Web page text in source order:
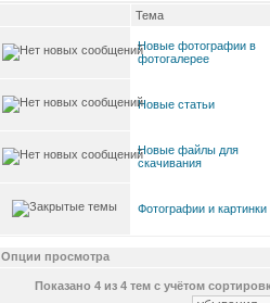
Тема
Новые фотографии в
фотогалерее
Новые статьи
Новые файлы для
скачивания
Фотографии и картинки
Опции просмотра
Показано 4 из 4 тем с учётом